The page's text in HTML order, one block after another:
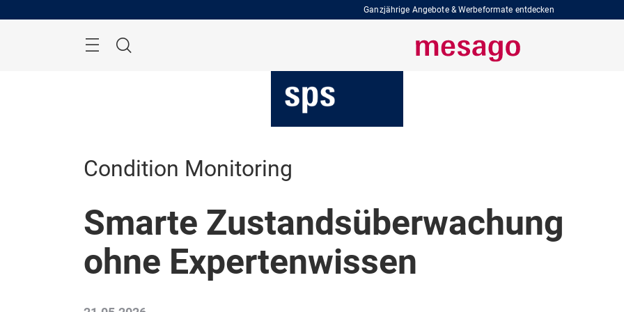
Ganzjährige Angebote & Werbeformate entdecken
Suche
Condition Monitoring
Smarte Zustandsüberwachung
ohne Expertenwissen